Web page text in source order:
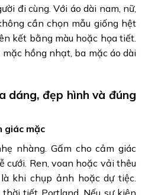
đi cùng. Với áo dài nam, nữ,
cần chọn mẫu giống hệt
kết bằng màu hoặc họa tiết.
mặc hồng nhạt, ba mặc áo dài
dáng, đẹp hình và đúng
giác mặc
nhàng. Gấm cho cảm giác
cưới. Ren, voan hoặc vải thêu
khi chụp ảnh hoặc dự tiệc.